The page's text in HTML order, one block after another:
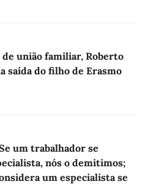
de união familiar, Roberto
saída do filho de Erasmo
um trabalhador se
nós o demitimos;
um especialista se